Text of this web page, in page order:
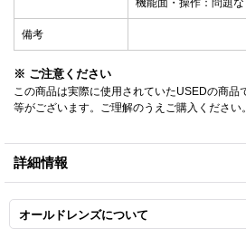
機能面・操作：問題な
備考
※ ご注意ください
この商品は実際に使用されていたUSEDの商品
等がございます。ご理解のうえご購入ください。
詳細情報
オールドレンズについて